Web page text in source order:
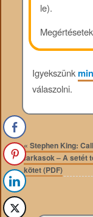
le).
Igyekszünk
válaszolni.
« Stephen King:
farkasok – A setét
kötet (PDF)